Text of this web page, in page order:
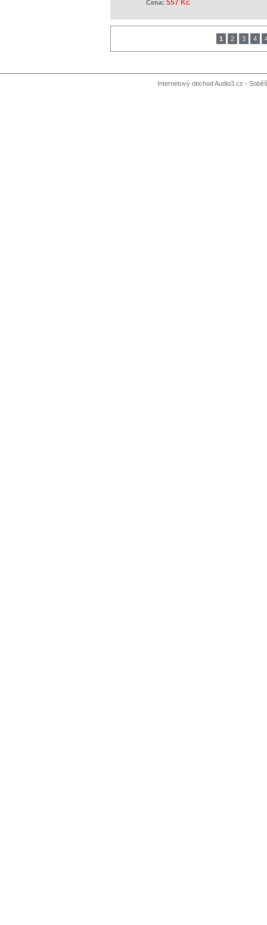
Cena: 557 Kč
1 2 3 4
Internetový obchod Audio3.cz -